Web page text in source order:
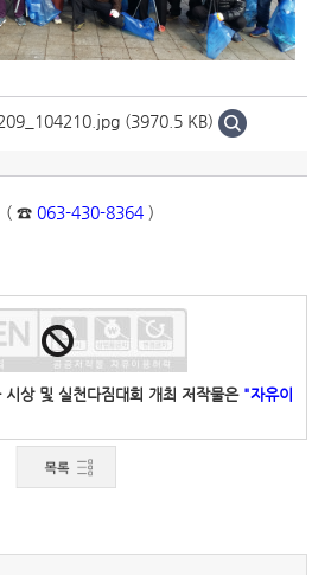
(3970.5 KB)
( ☎ 063-430-8364 )
상 및 실천다짐대회 개최 저작물은 "자유이